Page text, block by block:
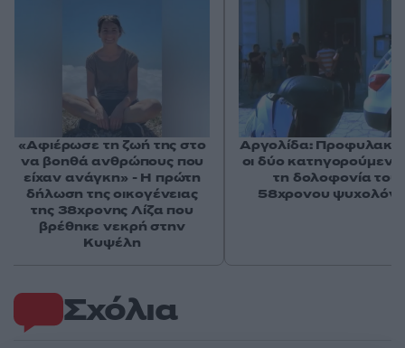
Σχόλια
«Αφιέρωσε τη ζωή της στο
να βοηθά ανθρώπους που
είχαν ανάγκη» - Η πρώτη
δήλωση της οικογένειας
της 38χρονης Λίζα που
βρέθηκε νεκρή στην
Κυψέλη
Αργολίδα:
οι δύο
τη δολοφονία του
58χρονου